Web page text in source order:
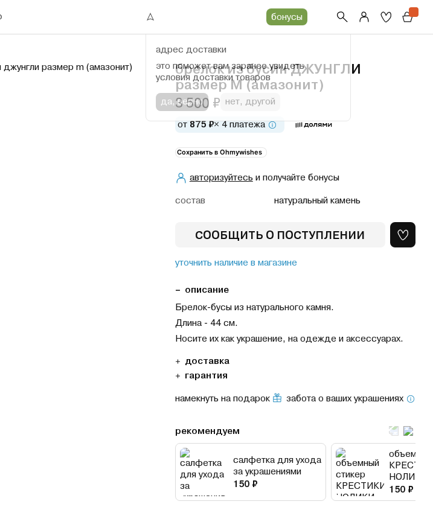
адрес доставки
это поможет вам заранее увидеть
условия доставки товаров
да, верно
нет, другой
бонусы
брелок из бусин ДЖУНГЛИ
размер M (амазонит)
3 500 ₽
от875 ₽× 4 платежа
Сохранить в Ohmywishes
авторизуйтесьи получайте бонусы
cостав
натуральный камень
СООБЩИТЬ О ПОСТУПЛЕНИИ
уточнить наличие в магазине
описание
Брелок-бусы из натурального камня.
Длина - 44 см.
Носите их как украшение, на одежде и аксессуарах.
доставка
гарантия
намекнуть на подарок
забота о ваших украшениях
рекомендуем
салфетка для ухода
за украшениями
150 ₽
НОЛИКИ
150 ₽